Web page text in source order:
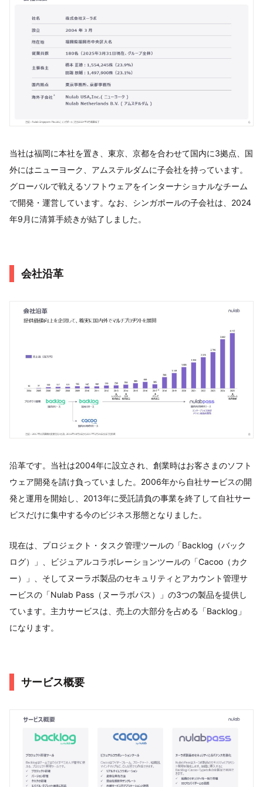
当社は福岡に本社を置き、東京、京都を合わせて国内に3拠点、国
外にはニューヨーク、アムステルダムに子会社を持っています。
グローバルで戦えるソフトウェアをインターナショナルなチーム
で開発・運営しています。なお、シンガポールの子会社は、2024
年9月に清算手続きが結了しました。
会社沿革
沿革です。当社は2004年に設立され、創業時はお客さまのソフト
ウェア開発を請け負っていました。2006年から自社サービスの開
発と運用を開始し、2013年に受託請負の事業を終了して自社サー
ビスだけに集中する今のビジネス形態となりました。
現在は、プロジェクト・タスク管理ツールの「Backlog（バック
ログ）」、ビジュアルコラボレーションツールの「Cacoo（カク
ー）」、そしてヌーラボ製品のセキュリティとアカウント管理サ
ービスの「Nulab Pass（ヌーラボパス）」の3つの製品を提供し
ています。主力サービスは、売上の大部分を占める「Backlog」
になります。
サービス概要